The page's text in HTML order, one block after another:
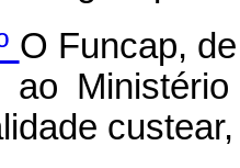
O Funcap,
ao